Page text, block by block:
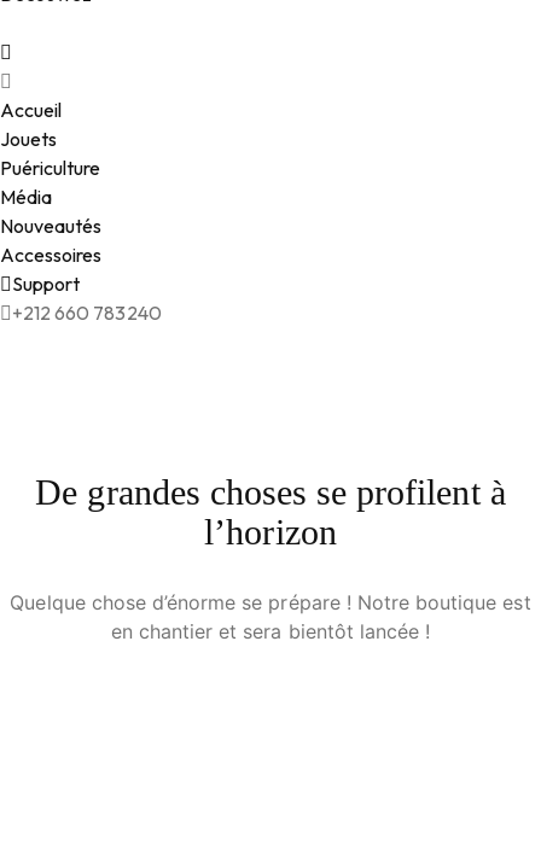
Accueil
Jouets
Puériculture
Média
Nouveautés
Accessoires
Support
+212 660 783240
De grandes choses se profilent à
l’horizon
Quelque chose d’énorme se prépare ! Notre boutique est
en chantier et sera bientôt lancée !